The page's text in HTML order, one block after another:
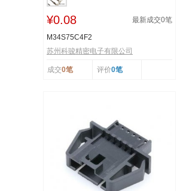
¥0.08 最新成交0笔
M34S75C4F2
苏州科骏精密电子有限公司
成交0笔 评价0笔